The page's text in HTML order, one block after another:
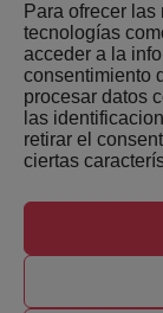
Para ofrecer
tecnologías
acceder a la
consentimiento
procesar datos
las
retirar el
ciertas
Últimas
Mejores